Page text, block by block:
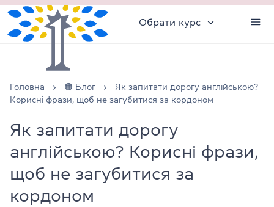
Обрати курс
Головна 🟠 Блог
Як запитати дорогу англійською?
Корисні фрази, щоб не загубитися за кордоном
Як запитати дорогу
англійською? Корисні фрази,
щоб не загубитися за
кордоном